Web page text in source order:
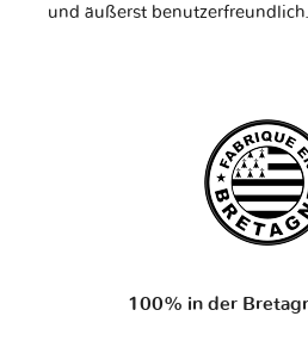
und äußerst benutzerfreundlich.
100% in der